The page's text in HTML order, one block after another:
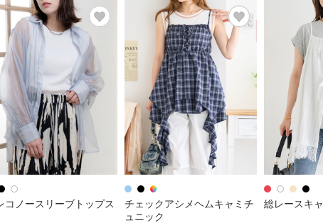
コノースリーブトップス
チェックアシメヘムキャミチ
ュニック
総レースキ